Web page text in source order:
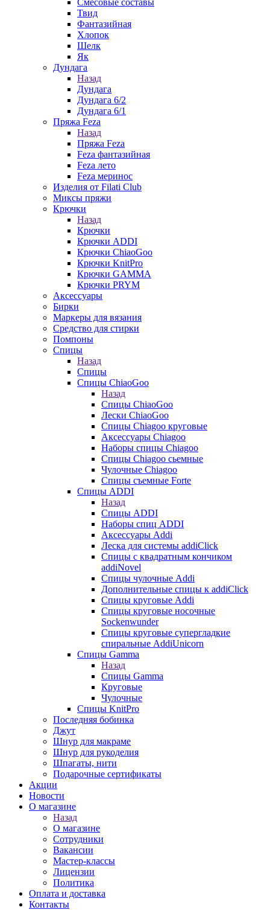
Твид
Фантазийная
Хлопок
Шелк
Як
Дундага
Назад
Дундага
Дундага 6/2
Дундага 6/1
Пряжа Feza
Назад
Пряжа Feza
Feza фантазийная
Feza лето
Feza меринос
Изделия от Filati Club
Миксы пряжи
Крючки
Назад
Крючки
Крючки ADDI
Крючки ChiaoGoo
Крючки KnitPro
Крючки GAMMA
Крючки PRYM
Аксессуары
Бирки
Маркеры для вязания
Средство для стирки
Помпоны
Спицы
Назад
Спицы
Спицы ChiaoGoo
Назад
Спицы ChiaoGoo
Лески ChiaoGoo
Cпицы Сhiagoo круговые
Аксессуары Chiagoo
Наборы спицы Chiagoo
Спицы Chiagoo сьемные
Чулочные Chiagoo
Спицы съемные Forte
Спицы ADDI
Назад
Спицы ADDI
Наборы спиц ADDI
Аксессуары Addi
Леска для системы addiClick
Спицы с квадратным кончиком
addiNovel
Спицы чулочные Addi
Дополнительные спицы к addiClick
Спицы круговые Addi
Спицы круговые носочные
Sockenwunder
Спицы круговые супергладкие
спиральные AddiUnicorn
Спицы Gamma
Назад
Спицы Gamma
Круговые
Чулочные
Спицы KnitPro
Последняя бобинка
Джут
Шнур для макраме
Шнур для рукоделия
Шпагаты, нити
Подарочные сертификаты
Акции
Новости
О магазине
Назад
О магазине
Сотрудники
Вакансии
Мастер-классы
Лицензии
Политика
Оплата и доставка
Контакты